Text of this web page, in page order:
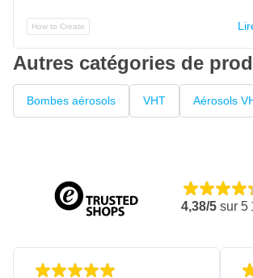
How to Create
Autres catégories de
Bombes aérosols VHT Aérosols
4,38/5 sur 5